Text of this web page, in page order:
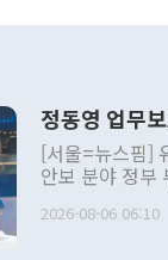
정동영 업무
[서울=뉴스핌]
안보 분야 정부
발언 중에는 정
2026-08-06 06:10